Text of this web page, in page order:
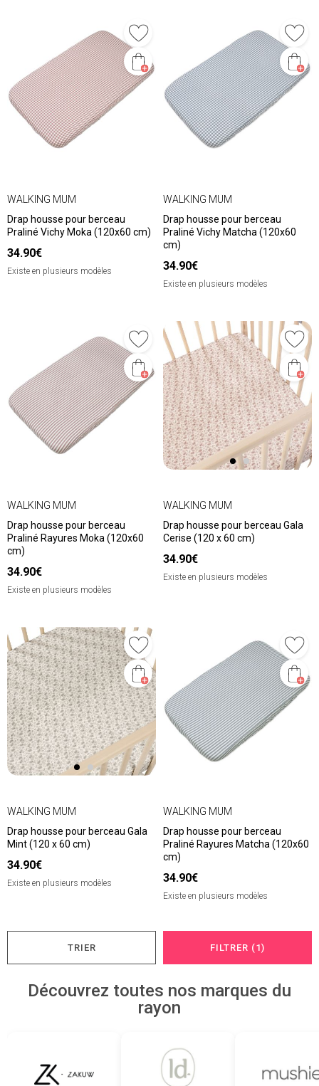
WALKING MUM
Drap housse pour berceau
Praliné Vichy Moka (120x60 cm)
34.90€
Existe en plusieurs modèles
WALKING MUM
Drap housse pour berceau
Praliné Vichy Matcha (120x60
cm)
34.90€
Existe en plusieurs modèles
WALKING MUM
Drap housse pour berceau
Praliné Rayures Moka (120x60
cm)
34.90€
Existe en plusieurs modèles
WALKING MUM
Drap housse pour berceau Gala
Cerise (120 x 60 cm)
34.90€
Existe en plusieurs modèles
WALKING MUM
Drap housse pour berceau Gala
Mint (120 x 60 cm)
34.90€
Existe en plusieurs modèles
WALKING MUM
Drap housse pour berceau
Praliné Rayures Matcha (120x60
cm)
34.90€
Existe en plusieurs modèles
TRIER FILTRER (1)
Découvrez toutes nos marques du
rayon